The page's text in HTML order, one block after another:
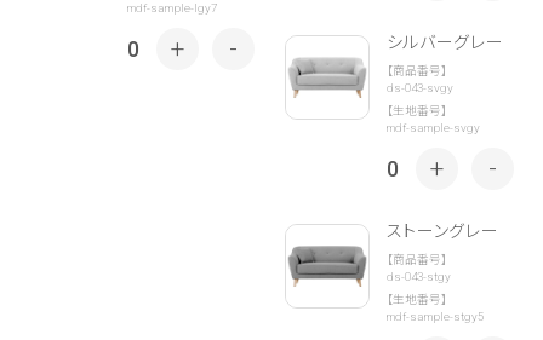
mdf-sample-lgy7
0 + - シルバーグレー
【商品番号】
ds-043-svgy
【生地番号】
mdf-sample-svgy
0 + -
ストーングレー
【商品番号】
ds-043-stgy
【生地番号】
mdf-sample-stgy5